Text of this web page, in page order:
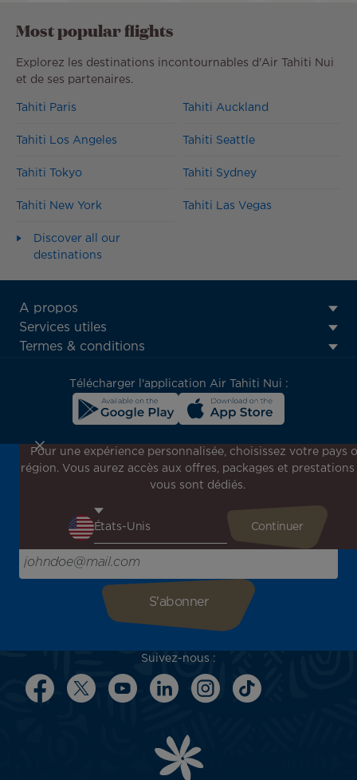
Most popular flights
Explorez les destinations incontournables d'Air Tahiti Nui
et de ses partenaires.
Tahiti Paris Tahiti Auckland
Tahiti Los Angeles Tahiti Seattle
Tahiti Tokyo Tahiti Sydney
Tahiti New York Tahiti Las Vegas
Discover all our
destinations
ATN:
Footer
menu
A propos
Services utiles
Termes & conditions
Télécharger l'application Air Tahiti Nui :
Inscrivez-vous à notre newsletter !
Recevez en avant-première toutes nos offres spéciales et
l'inspiration pour votre prochain voyage !
Saisissez votre adresse e-mail ici
Suivez-nous :
Pour une expérience personnalisée, choisissez votre pays
région. Vous aurez accès aux offres, packages et prestations
vous sont dédiés.